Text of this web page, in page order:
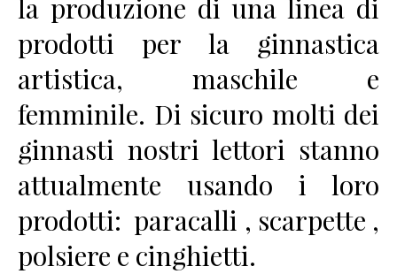
la produzione di una linea di
prodotti per la ginnastica
artistica, maschile e
femminile. Di sicuro molti dei
ginnasti nostri lettori stanno
attualmente usando i loro
prodotti: paracalli , scarpette ,
polsiere e cinghietti.